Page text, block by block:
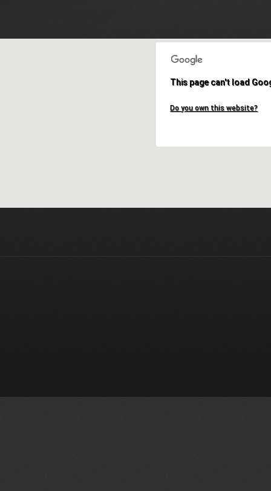
This page can't load
Do you own this website?